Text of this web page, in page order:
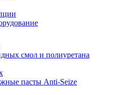
смол и полиуретана
пасты Anti-Seize